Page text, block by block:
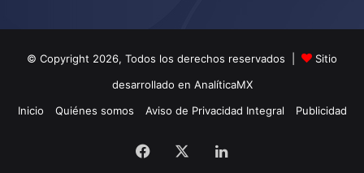
© Copyright 2026, Todos los derechos reservados |
Sitio
desarrollado en AnalíticaMX
Inicio
Quiénes somos Aviso de Privacidad Integral Publicidad
Facebook LinkedIn